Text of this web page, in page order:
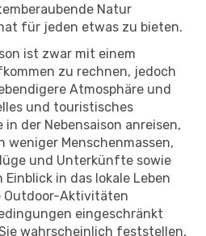
Natur
für jeden etwas zu bieten.
ist zwar mit einem
zu rechnen, jedoch
Atmosphäre und
und touristisches
in der Nebensaison anreisen,
weniger Menschenmassen,
und Unterkünfte sowie
in das lokale Leben
Outdoor-Aktivitäten
eingeschränkt
wahrscheinlich feststellen,